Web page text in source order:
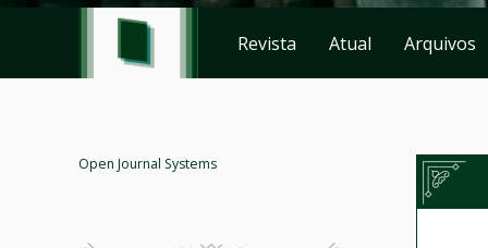
Revista Atual Arquivos
Open Journal Systems